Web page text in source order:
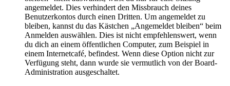
angemeldet. Dies verhindert den Missbrauch deines
Benutzerkontos durch einen Dritten. Um angemeldet zu
bleiben, kannst du das Kästchen „Angemeldet bleiben“ beim
Anmelden auswählen. Dies ist nicht empfehlenswert, wenn
du dich an einem öffentlichen Computer, zum Beispiel in
einem Internetcafé, befindest. Wenn diese Option nicht zur
Verfügung steht, dann wurde sie vermutlich von der Board-
Administration ausgeschaltet.